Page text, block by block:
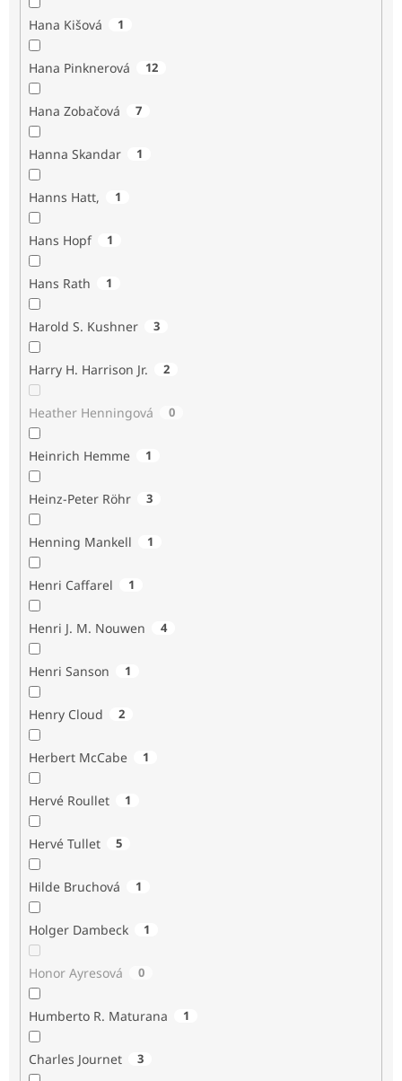
Hana Kišová 1
Hana Pinknerová 12
Hana Zobačová 7
Hanna Skandar 1
Hanns Hatt, 1
Hans Hopf 1
Hans Rath 1
Harold S. Kushner 3
Harry H. Harrison Jr. 2
Heather Henningová 0
Heinrich Hemme 1
Heinz-Peter Röhr 3
Henning Mankell 1
Henri Caffarel 1
Henri J. M. Nouwen 4
Henri Sanson 1
Henry Cloud 2
Herbert McCabe 1
Hervé Roullet 1
Hervé Tullet 5
Hilde Bruchová 1
Holger Dambeck 1
Honor Ayresová 0
Humberto R. Maturana 1
Charles Journet 3